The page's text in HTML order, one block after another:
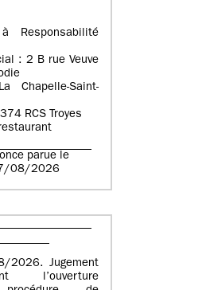
Responsabilité
: 2 B rue Veuve
Chapelle-Saint-
RCS Troyes
parue le
08/2026
2026. Jugement
l’ouverture